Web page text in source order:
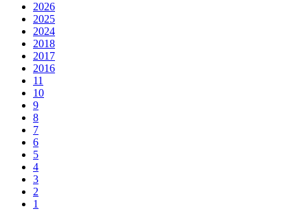
2026
2025
2024
2018
2017
2016
11
10
9
8
7
6
5
4
3
2
1